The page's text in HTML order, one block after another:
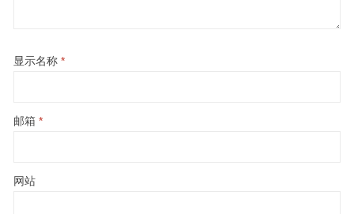
显示名称 *
邮箱 *
网站